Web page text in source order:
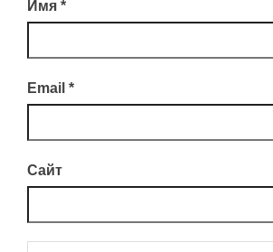
Имя *
Email *
Сайт